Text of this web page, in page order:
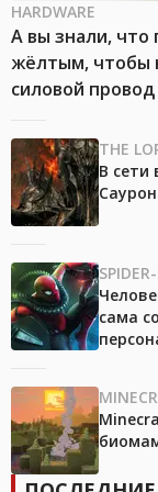
HARDWARE
А вы знали,
жёлтым, чтобы
силовой провод
THE
В сети
сама